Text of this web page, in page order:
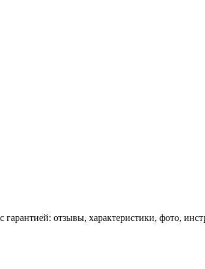
отзывы, характеристики, фото,